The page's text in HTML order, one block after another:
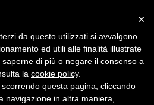
×
da questo utilizzati si avvalgono
ed utili alle finalità illustrate
di più o negare il consenso a
la cookie policy.
questa pagina, cliccando
navigazione in altra maniera,